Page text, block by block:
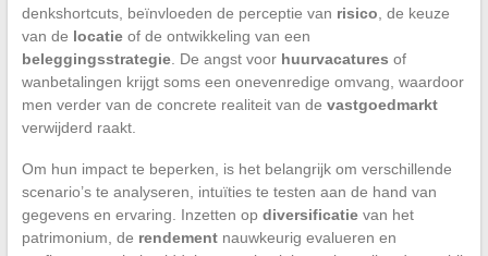
denkshortcuts, beïnvloeden de perceptie van risico , de keuze
van de locatieof de ontwikkeling van een
beleggingsstrategie. De angst voor huurvacatures of
wanbetalingen krijgt soms een onevenredige omvang, waardoor
men verder van de concrete realiteit van de vastgoedmarkt
verwijderd raakt.
Om hun impact te beperken, is het belangrijk om verschillende
scenario’s te analyseren, intuïties te testen aan de hand van
gegevens en ervaring. Inzetten op diversificatievan het
patrimonium, de rendementnauwkeurig evalueren en